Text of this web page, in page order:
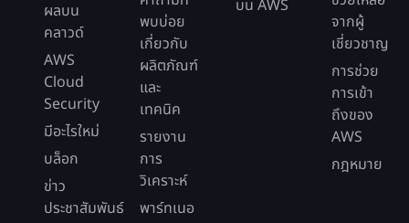
ผลบน
คลาวด์
AWS
Cloud
Security
มีอะไรใหม่
บล็อก
ข่าว
ประชาสัมพันธ์
พบบ่อย
เกี่ยวกับ
ผลิตภัณฑ์
และ
เทคนิค
รายงาน
การ
วิเคราะห์
พาร์ทเนอ
บน AWS
จากผู้
เชี่ยวชาญ
การช่วย
การเข้า
ถึงของ
AWS
กฎหมาย